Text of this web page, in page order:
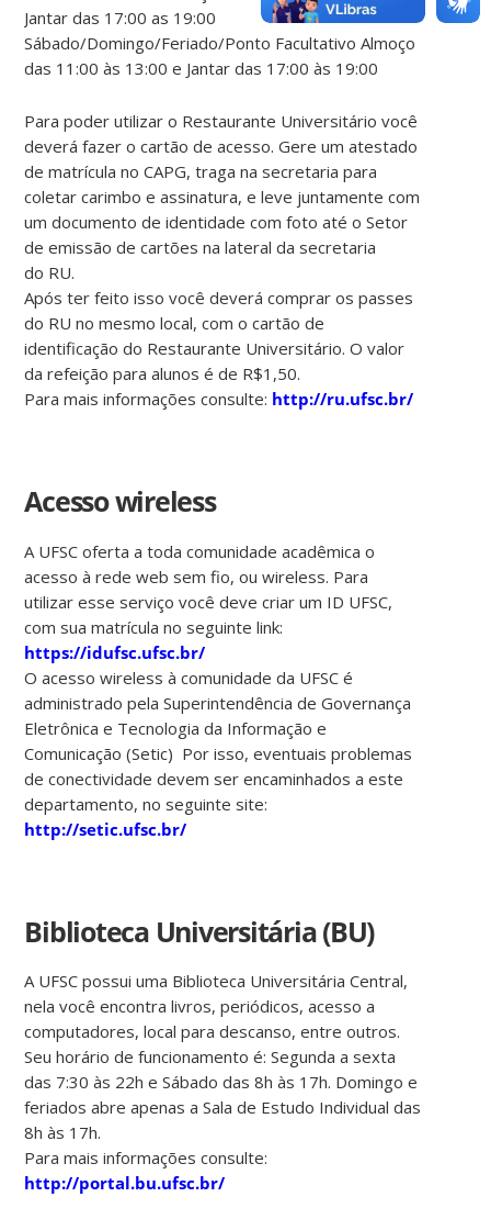
Jantar das 17:00 as 19:00
Sábado/Domingo/Feriado/Ponto Facultativo Almoço
das 11:00 às 13:00 e Jantar das 17:00 às 19:00
Para poder utilizar o Restaurante Universitário você
deverá fazer o cartão de acesso. Gere um atestado
de matrícula no CAPG, traga na secretaria para
coletar carimbo e assinatura, e leve juntamente com
um documento de identidade com foto até o Setor
de emissão de cartões na lateral da secretaria
do RU.
Após ter feito isso você deverá comprar os passes
do RU no mesmo local, com o cartão de
identificação do Restaurante Universitário. O valor
da refeição para alunos é de R$1,50.
Para mais informações consulte: http://ru.ufsc.br/
Acesso wireless
A UFSC oferta a toda comunidade acadêmica o
acesso à rede web sem fio, ou wireless. Para
utilizar esse serviço você deve criar um ID UFSC,
com sua matrícula no seguinte link:
https://idufsc.ufsc.br/
O acesso wireless à comunidade da UFSC é
administrado pela Superintendência de Governança
Eletrônica e Tecnologia da Informação e
Comunicação (Setic) Por isso, eventuais problemas
de conectividade devem ser encaminhados a este
departamento, no seguinte site:
http://setic.ufsc.br/
Biblioteca Universitária (BU)
A UFSC possui uma Biblioteca Universitária Central,
nela você encontra livros, periódicos, acesso a
computadores, local para descanso, entre outros.
Seu horário de funcionamento é: Segunda a sexta
das 7:30 às 22h e Sábado das 8h às 17h. Domingo e
feriados abre apenas a Sala de Estudo Individual das
8h às 17h.
Para mais informações consulte:
http://portal.bu.ufsc.br/